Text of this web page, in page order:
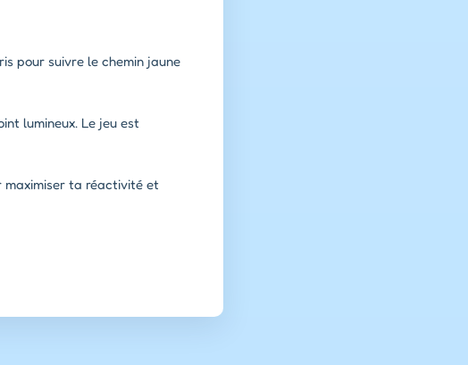
pour suivre le chemin jaune
lumineux. Le jeu est
maximiser ta réactivité et